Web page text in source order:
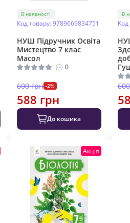
В наявності
Код товару: 9789669834751
НУШ Підручник Освіта
Мистецтво 7 клас
Масол
0
600 грн -2%
588 грн
До кошика
В
Акція